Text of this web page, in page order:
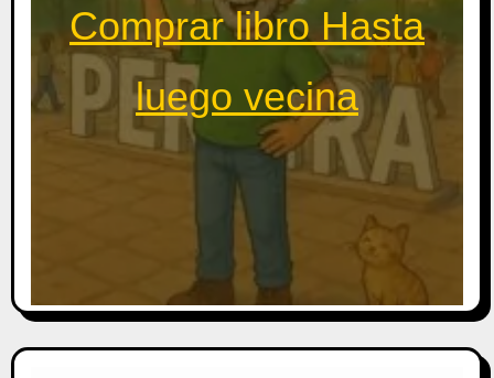
Comprar libro Hasta
luego vecina